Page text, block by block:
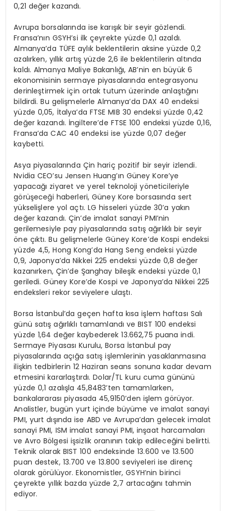
0,21 değer kazandı.
Avrupa borsalarında ise karışık bir seyir gözlendi.
Fransa’nın GSYH’si ilk çeyrekte yüzde 0,1 azaldı.
Almanya’da TÜFE aylık beklentilerin aksine yüzde 0,2
azalırken, yıllık artış yüzde 2,6 ile beklentilerin altında
kaldı. Almanya Maliye Bakanlığı, AB’nin en büyük 6
ekonomisinin sermaye piyasalarında entegrasyonu
derinleştirmek için ortak tutum üzerinde anlaştığını
bildirdi. Bu gelişmelerle Almanya’da DAX 40 endeksi
yüzde 0,05, İtalya’da FTSE MIB 30 endeksi yüzde 0,42
değer kazandı. İngiltere’de FTSE 100 endeksi yüzde 0,16,
Fransa’da CAC 40 endeksi ise yüzde 0,07 değer
kaybetti.
Asya piyasalarında Çin hariç pozitif bir seyir izlendi.
Nvidia CEO’su Jensen Huang’ın Güney Kore’ye
yapacağı ziyaret ve yerel teknoloji yöneticileriyle
görüşeceği haberleri, Güney Kore borsasında sert
yükselişlere yol açtı. LG hisseleri yüzde 30’a yakın
değer kazandı. Çin’de imalat sanayi PMI’nin
gerilemesiyle pay piyasalarında satış ağırlıklı bir seyir
öne çıktı. Bu gelişmelerle Güney Kore’de Kospi endeksi
yüzde 4,5, Hong Kong’da Hang Seng endeksi yüzde
0,9, Japonya’da Nikkei 225 endeksi yüzde 0,8 değer
kazanırken, Çin’de Şanghay bileşik endeksi yüzde 0,1
geriledi. Güney Kore’de Kospi ve Japonya’da Nikkei 225
endeksleri rekor seviyelere ulaştı.
Borsa İstanbul’da geçen hafta kısa işlem haftası Salı
günü satış ağırlıklı tamamlandı ve BIST 100 endeksi
yüzde 1,64 değer kaybederek 13.662,75 puana indi.
Sermaye Piyasası Kurulu, Borsa İstanbul pay
piyasalarında açığa satış işlemlerinin yasaklanmasına
ilişkin tedbirlerin 12 Haziran seans sonuna kadar devam
etmesini kararlaştırdı. Dolar/TL kuru cuma gününü
yüzde 0,1 azalışla 45,8483’ten tamamlarken,
bankalararası piyasada 45,9150’den işlem görüyor.
Analistler, bugün yurt içinde büyüme ve imalat sanayi
PMI, yurt dışında ise ABD ve Avrupa’dan gelecek imalat
sanayi PMI, ISM imalat sanayi PMI, inşaat harcamaları
ve Avro Bölgesi işsizlik oranının takip edileceğini belirtti.
Teknik olarak BIST 100 endeksinde 13.600 ve 13.500
puan destek, 13.700 ve 13.800 seviyeleri ise direnç
olarak görülüyor. Ekonomistler, GSYH’nin birinci
çeyrekte yıllık bazda yüzde 2,7 artacağını tahmin
ediyor.